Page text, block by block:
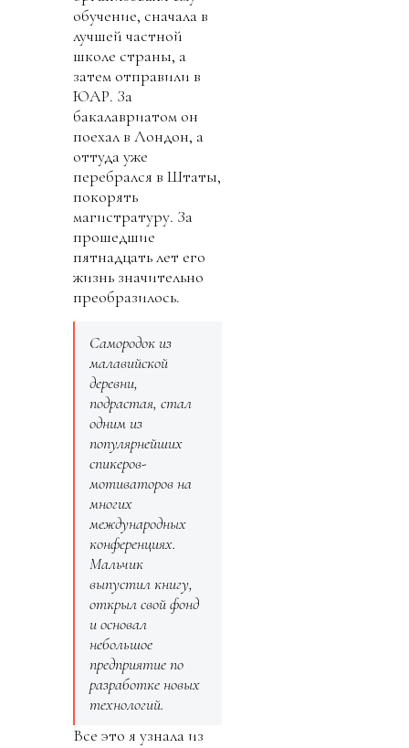
обучение, сначала в
лучшей частной
школе страны, а
затем отправили в
ЮАР. За
бакалавриатом он
поехал в Лондон, а
оттуда уже
перебрался в Штаты,
покорять
магистратуру. За
прошедшие
пятнадцать лет его
жизнь значительно
преобразилось.
Самородок из
малавийской
деревни,
подрастая, стал
одним из
популярнейших
спикеров-
мотиваторов на
многих
международных
конференциях.
Мальчик
выпустил книгу,
открыл свой фонд
и основал
небольшое
предприятие по
разработке новых
технологий.
Все это я узнала из